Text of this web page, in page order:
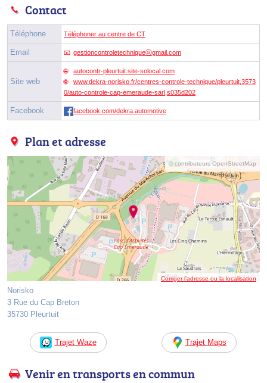
Contact
Téléphone Téléphoner au centre de CT
Email gestioncontroletechniqueⓐgmail.com
Site web
autocontr-pleurtuit.site-solocal.com
www.dekra-norisko.fr/centres-controle-technique/pleurtuit,3573
0/auto-controle-cap-emeraude-sarl,s035d202
Facebook facebook.com/dekra.automotive
Plan et adresse
© contributeurs OpenStreetMap
Corriger l’adresse ou la localisation
Norisko
3 Rue du Cap Breton
35730 Pleurtuit
Trajet Waze Trajet Maps
Venir en transports en commun